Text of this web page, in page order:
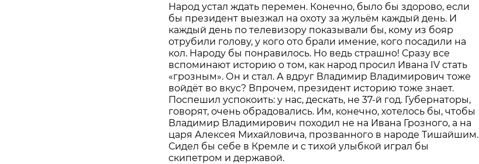
Народ устал ждать перемен. Конечно, было бы здорово, если
бы президент выезжал на охоту за жульём каждый день. И
каждый день по телевизору показывали бы, кому из бояр
отрубили голову, у кого ото брали имение, кого посадили на
кол. Народу бы понравилось. Но ведь страшно! Сразу все
вспоминают историю о том, как народ просил Ивана IV стать
«грозным». Он и стал. А вдруг Владимир Владимирович тоже
войдёт во вкус? Впрочем, президент историю тоже знает.
Поспешил успокоить: у нас, дескать, не 37-й год. Губернаторы,
говорят, очень обрадовались. Им, конечно, хотелось бы, чтобы
Владимир Владимирович походил не на Ивана Грозного, а на
царя Алексея Михайловича, прозванного в народе Тишайшим.
Сидел бы себе в Кремле и с тихой улыбкой играл бы
скипетром и державой.